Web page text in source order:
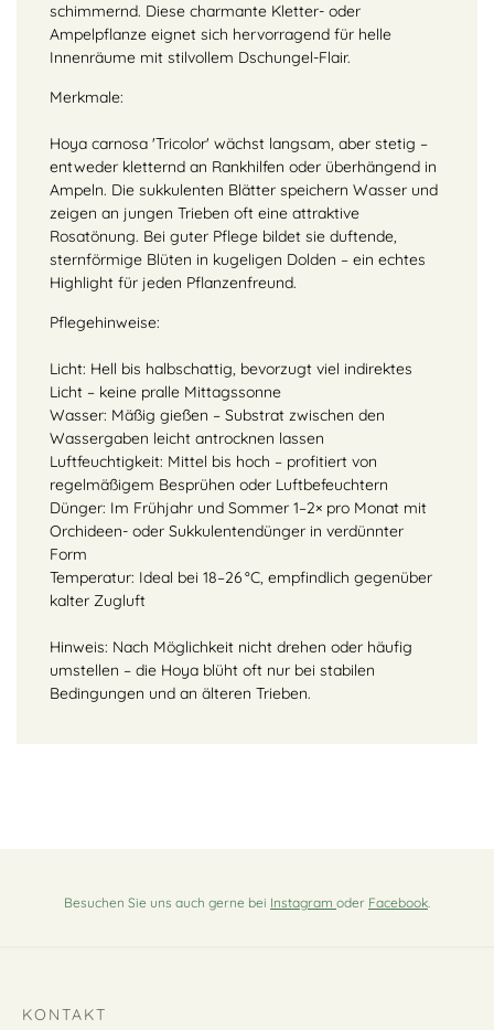
schimmernd. Diese charmante Kletter- oder
Ampelpflanze eignet sich hervorragend für helle
Innenräume mit stilvollem Dschungel-Flair.
Merkmale:
Hoya carnosa 'Tricolor' wächst langsam, aber stetig –
entweder kletternd an Rankhilfen oder überhängend in
Ampeln. Die sukkulenten Blätter speichern Wasser und
zeigen an jungen Trieben oft eine attraktive
Rosatönung. Bei guter Pflege bildet sie duftende,
sternförmige Blüten in kugeligen Dolden – ein echtes
Highlight für jeden Pflanzenfreund.
Pflegehinweise:
Licht: Hell bis halbschattig, bevorzugt viel indirektes
Licht – keine pralle Mittagssonne
Wasser: Mäßig gießen – Substrat zwischen den
Wassergaben leicht antrocknen lassen
Luftfeuchtigkeit: Mittel bis hoch – profitiert von
regelmäßigem Besprühen oder Luftbefeuchtern
Dünger: Im Frühjahr und Sommer 1–2× pro Monat mit
Orchideen- oder Sukkulentendünger in verdünnter
Form
Temperatur: Ideal bei 18–26 °C, empfindlich gegenüber
kalter Zugluft
Hinweis: Nach Möglichkeit nicht drehen oder häufig
umstellen – die Hoya blüht oft nur bei stabilen
Bedingungen und an älteren Trieben.
Besuchen Sie uns auch gerne bei Instagram oder Facebook.
KONTAKT